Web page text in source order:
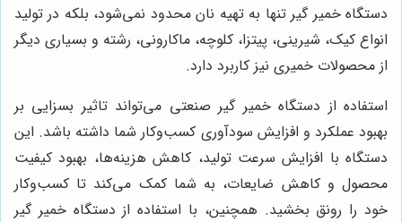
دستگاه خمیر گیر تنها به تهیه نان محدود نمی‌شود، بلکه در تولید
انواع کیک، شیرینی، پیتزا، کلوچه، ماکارونی، رشته و بسیاری دیگر
از محصولات خمیری نیز کاربرد دارد.
استفاده از دستگاه خمیر گیر صنعتی می‌تواند تاثیر بسزایی بر
بهبود عملکرد و افزایش سودآوری کسب‌وکار شما داشته باشد. این
دستگاه با افزایش سرعت تولید، کاهش هزینه‌ها، بهبود کیفیت
محصول و کاهش ضایعات، به شما کمک می‌کند تا کسب‌وکار
خود را رونق بخشید. همچنین، با استفاده از دستگاه خمیر گیر